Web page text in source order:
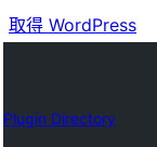
取得 WordPress
Plugin Directory